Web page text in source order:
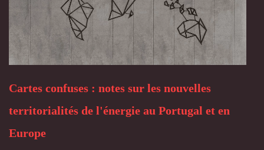
Cartes confuses : notes sur les nouvelles
territorialités de l'énergie au Portugal et en
Europe